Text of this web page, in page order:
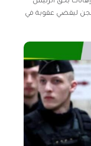
بحق الرئيس
ليقضي عقوبة في